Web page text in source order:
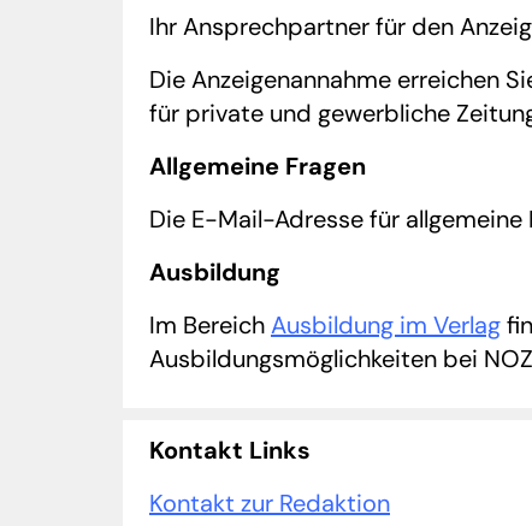
Ihr Ansprechpartner für den
Die Anzeigenannahme erreichen
für private und gewerbliche
Allgemeine Fragen
Die E-Mail-Adresse für allgemeine
Ausbildung
Im BereichAusbildung im Verlag
Ausbildungsmöglichkeiten bei NOZ
Kontakt Links
Kontakt zur Redaktion